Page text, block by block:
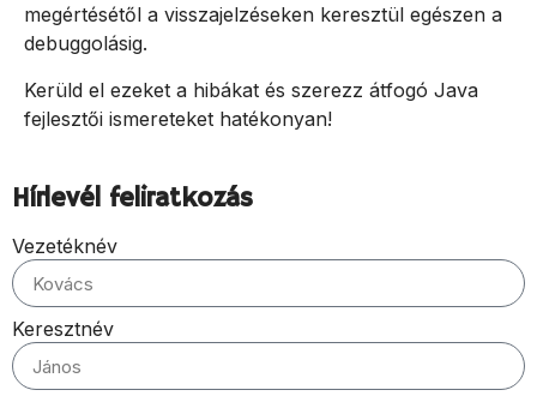
megértésétől a visszajelzéseken keresztül egészen a
debuggolásig.
Kerüld el ezeket a hibákat és szerezz átfogó Java
fejlesztői ismereteket hatékonyan!
Hírlevél feliratkozás
Vezetéknév
Keresztnév